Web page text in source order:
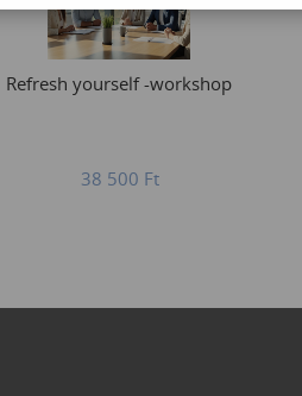
Refresh yourself -workshop
38 500 Ft